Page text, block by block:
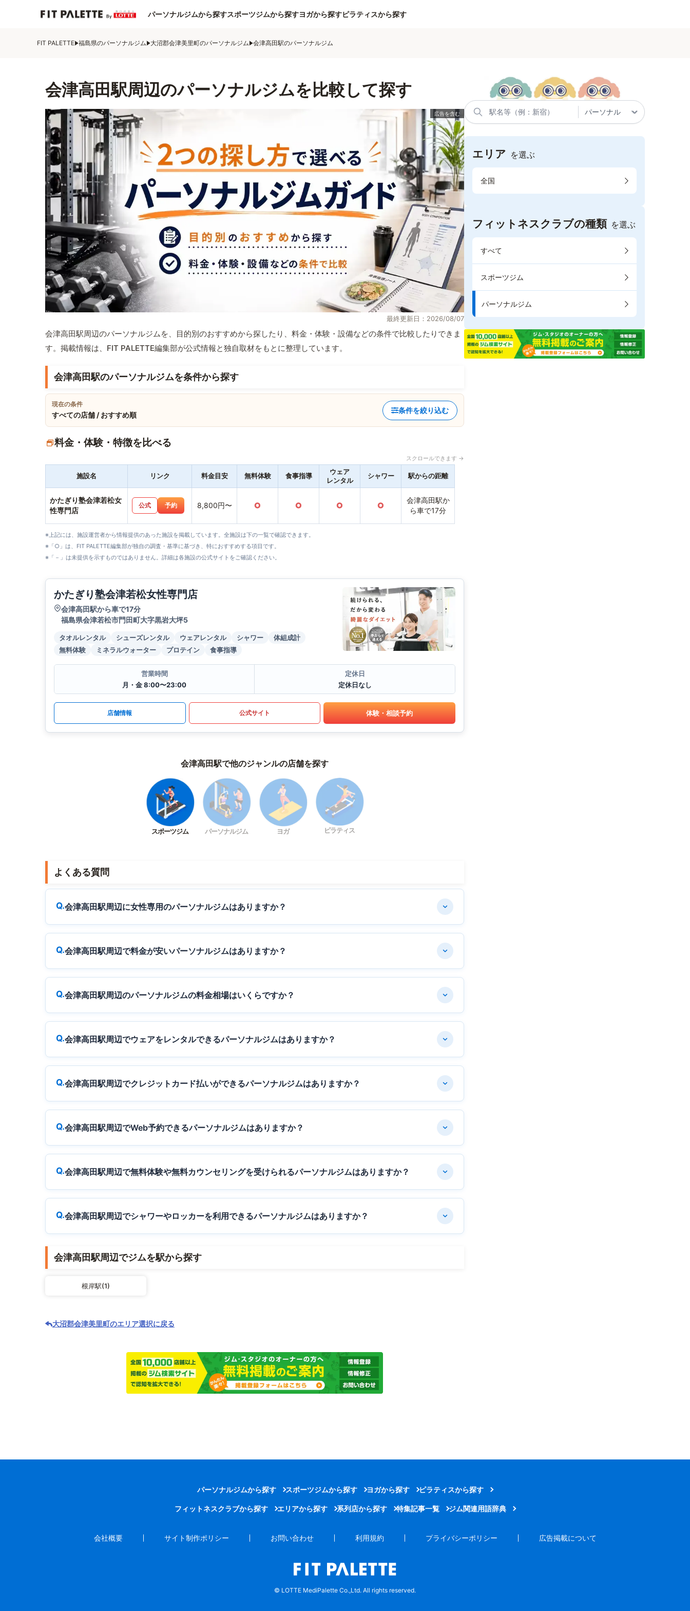
パーソナルジムから探すスポーツジムから探すヨガから探すピラティスから探す
FIT PALETTE 福島県のパーソナルジム 大沼郡会津美里町のパーソナルジム 会津高田駅のパーソナルジム
会津高田駅周辺のパーソナルジムを比較して探す
最終更新日：2026/08/07
会津高田駅周辺のパーソナルジムを、目的別のおすすめから探したり、料金・体験・設備などの条件で比較したりできま
す。掲載情報は、FIT PALETTE編集部が公式情報と独自取材をもとに整理しています。
会津高田駅のパーソナルジムを条件から探す
現在の条件
すべての店舗 / おすすめ順
条件を絞り込む
料金・体験・特徴を比べる
スクロールできます →
施設名 リンク 料金目安 無料体験 食事指導
ウェア
レンタル
シャワー 駅からの距離
かたぎり塾会津若松女
性専門店
公式 予約 8,800円〜 ○ ○ ○ ○
会津高田駅か
ら車で17分
※上記には、施設運営者から情報提供のあった施設を掲載しています。全施設は下の一覧で確認できます。
※「○」は、FIT PALETTE編集部が独自の調査・基準に基づき、特におすすめする項目です。
※「－」は未提供を示すものではありません。詳細は各施設の公式サイトをご確認ください。
かたぎり塾会津若松女性専門店
会津高田駅から車で17分
福島県会津若松市門田町大字黒岩大坪5
タオルレンタル シューズレンタル ウェアレンタル シャワー
体組成計
無料体験
ミネラルウォーター プロテイン 食事指導
営業時間
月・金 8:00〜23:00
定休日
定休日なし
店舗情報 公式サイト 体験・相談予約
会津高田駅で他のジャンルの店舗を探す
スポーツジム パーソナルジム ヨガ ピラティス
よくある質問
会津高田駅周辺に女性専用のパーソナルジムはありますか？
会津高田駅周辺で料金が安いパーソナルジムはありますか？
会津高田駅周辺のパーソナルジムの料金相場はいくらですか？
会津高田駅周辺でウェアをレンタルできるパーソナルジムはありますか？
会津高田駅周辺でクレジットカード払いができるパーソナルジムはありますか？
会津高田駅周辺でWeb予約できるパーソナルジムはありますか？
会津高田駅周辺で無料体験や無料カウンセリングを受けられるパーソナルジムはありますか？
会津高田駅周辺でシャワーやロッカーを利用できるパーソナルジムはありますか？
会津高田駅周辺でジムを駅から探す
根岸駅(1)
大沼郡会津美里町のエリア選択に戻る
エリア を選ぶ
全国
フィットネスクラブの種類 を選ぶ
すべて
スポーツジム
パーソナルジム
パーソナルジムから探す スポーツジムから探す ヨガから探す ピラティスから探す
フィットネスクラブから探す エリアから探す 系列店から探す 特集記事一覧 ジム関連用語辞典
会社概要 サイト制作ポリシー お問い合わせ 利用規約 プライバシーポリシー 広告掲載について
© LOTTE MediPalette Co.,Ltd. All rights reserved.